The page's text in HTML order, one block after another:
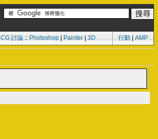
CG 討論:: Photoshop| Painter| 3D 行動 AMP